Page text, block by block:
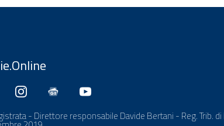
- Direttore responsabile Davide Bertani - Reg. Trib. di